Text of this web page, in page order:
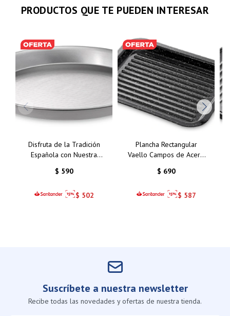
PRODUCTOS QUE TE PUEDEN INTERESAR
Disfruta de la Tradición
Española con Nuestra
cm
$ 590
$ 502
Plancha Rectangular
Vaello Campos de Acero
Cocina Uniforme y
$ 690
$ 587
Suscríbete a nuestra newsletter
Recibe todas las novedades y ofertas de nuestra tienda.